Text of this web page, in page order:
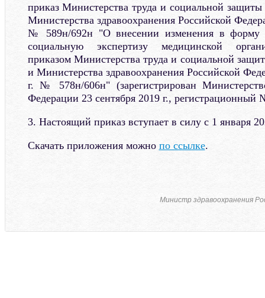
приказ Министерства труда и социальной
Министерства здравоохранения Российской
№ 589н/692н "О внесении изменения в форму
социальную экспертизу медицинской
приказом Министерства труда и социальной
и Министерства здравоохранения Российской
г. № 578н/606н" (зарегистрирован
Федерации 23 сентября 2019 г., регистрационный
3. Настоящий приказ вступает в силу с 1 января
Скачать приложения можно по ссылке.
Министр здравоохранения